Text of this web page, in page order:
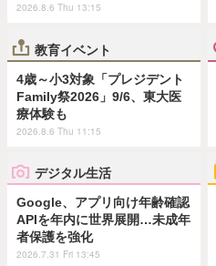
2026.8.6 Thu 13:15
教育イベント
4歳～小3対象「プレジデント
Family祭2026」9/6、東大医
療体験も
2026.8.6 Thu 11:15
デジタル生活
Google、アプリ向け年齢確認
APIを年内に世界展開…未成年
者保護を強化
2026.7.31 Fri 13:45